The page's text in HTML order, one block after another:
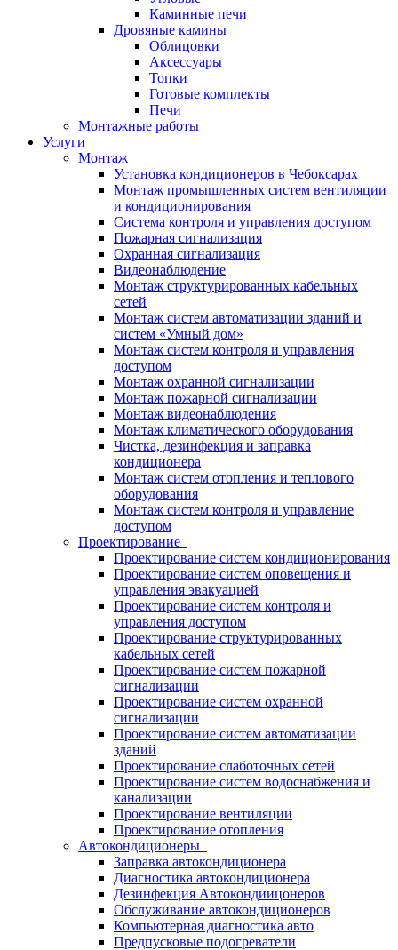
Каминные печи
Дровяные камины
Облицовки
Аксессуары
Топки
Готовые комплекты
Печи
Монтажные работы
Услуги
Монтаж
Установка кондиционеров в Чебоксарах
Монтаж промышленных систем вентиляции
и кондиционирования
Система контроля и управления доступом
Пожарная сигнализация
Охранная сигнализация
Видеонаблюдение
Монтаж структурированных кабельных
сетей
Монтаж систем автоматизации зданий и
систем «Умный дом»
Монтаж систем контроля и управления
доступом
Монтаж охранной сигнализации
Монтаж пожарной сигнализации
Монтаж видеонаблюдения
Монтаж климатического оборудования
Чистка, дезинфекция и заправка
кондиционера
Монтаж систем отопления и теплового
оборудования
Монтаж систем контроля и управление
доступом
Проектирование
Проектирование систем кондиционирования
Проектирование систем оповещения и
управления эвакуацией
Проектирование систем контроля и
управления доступом
Проектирование структурированных
кабельных сетей
Проектирование систем пожарной
сигнализации
Проектирование систем охранной
сигнализации
Проектирование систем автоматизации
зданий
Проектирование слаботочных сетей
Проектирование систем водоснабжения и
канализации
Проектирование вентиляции
Проектирование отопления
Автокондиционеры
Заправка автокондиционера
Диагностика автокондиционера
Дезинфекция Автокондиицонеров
Обслуживание автокондиционеров
Компьютерная диагностика авто
Предпусковые подогреватели